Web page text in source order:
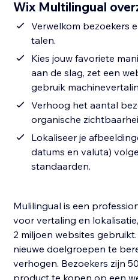
Wix Multilingual
Verwelkom bezoekers
talen.
Kies jouw favoriete
aan de slag, zet een
gebruik
Verhoog het aantal
organische
Lokaliseer je
datums en valuta)
standaarden.
Mulilingual is een
voor vertaling en
2 miljoen websites
nieuwe doelgroepen te
verhogen. Bezoekers zijn